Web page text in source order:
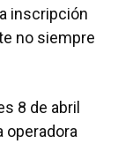
inscripción
no siempre
8 de abril
operadora